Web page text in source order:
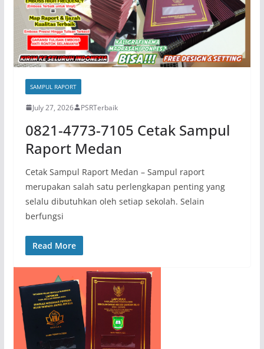
SAMPUL RAPORT
July 27, 2026 PSRTerbaik
0821-4773-7105 Cetak Sampul
Raport Medan
Cetak Sampul Raport Medan – Sampul raport
merupakan salah satu perlengkapan penting yang
selalu dibutuhkan oleh setiap sekolah. Selain
berfungsi
Read More